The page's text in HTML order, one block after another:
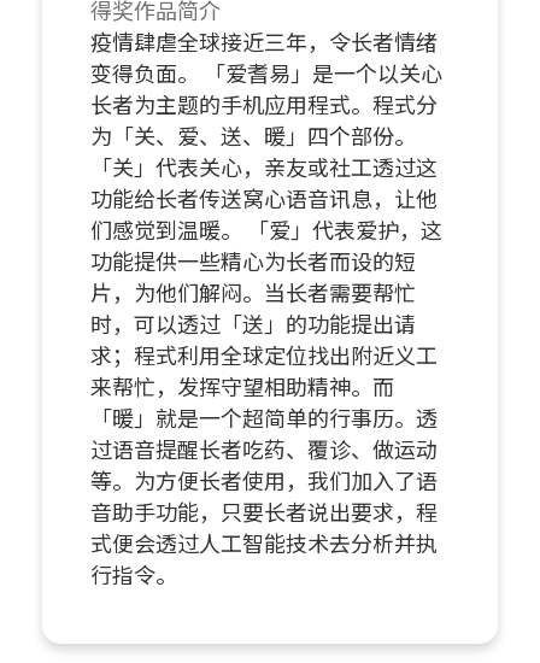
得奖作品简介
疫情肆虐全球接近三年，令长者情绪
变得负面。 「爱耆易」是一个以关心
长者为主题的手机应用程式。程式分
为「关、爱、送、暖」四个部份。
「关」代表关心，亲友或社工透过这
功能给长者传送窝心语音讯息，让他
们感觉到温暖。 「爱」代表爱护，这
功能提供一些精心为长者而设的短
片，为他们解闷。当长者需要帮忙
时，可以透过「送」的功能提出请
求；程式利用全球定位找出附近义工
来帮忙，发挥守望相助精神。而
「暖」就是一个超简单的行事历。透
过语音提醒长者吃药、覆诊、做运动
等。为方便长者使用，我们加入了语
音助手功能，只要长者说出要求，程
式便会透过人工智能技术去分析并执
行指令。